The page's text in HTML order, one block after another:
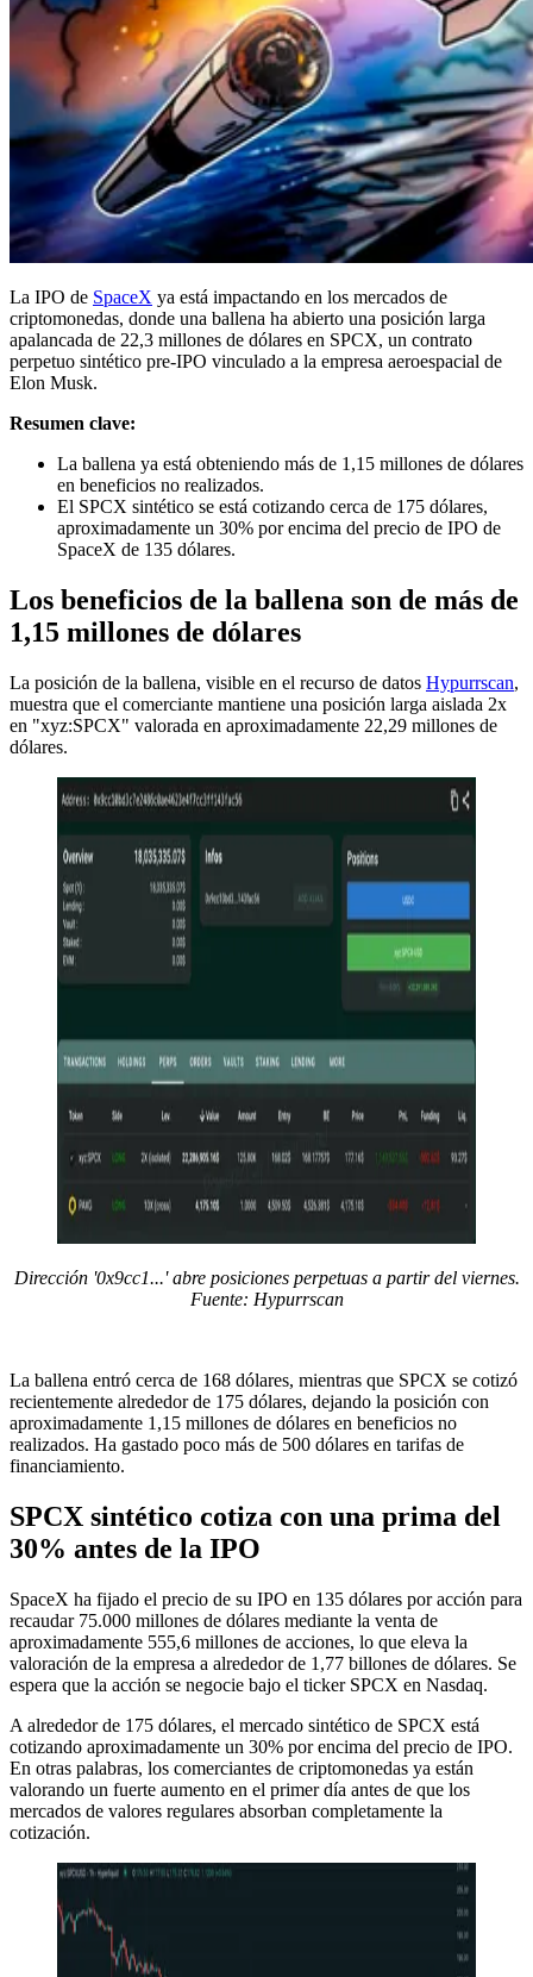
La IPO de SpaceX ya está impactando en los mercados de
criptomonedas, donde una ballena ha abierto una posición larga
apalancada de 22,3 millones de dólares en SPCX, un contrato
perpetuo sintético pre-IPO vinculado a la empresa aeroespacial de
Elon Musk.
Resumen clave:
La ballena ya está obteniendo más de 1,15 millones de dólares
en beneficios no realizados.
El SPCX sintético se está cotizando cerca de 175 dólares,
aproximadamente un 30% por encima del precio de IPO de
SpaceX de 135 dólares.
Los beneficios de la ballena son de más de
1,15 millones de dólares
La posición de la ballena, visible en el recurso de datos Hypurrscan,
muestra que el comerciante mantiene una posición larga aislada 2x
en "xyz:SPCX" valorada en aproximadamente 22,29 millones de
dólares.
Dirección '0x9cc1...' abre posiciones perpetuas a partir del viernes.
Fuente: Hypurrscan
La ballena entró cerca de 168 dólares, mientras que SPCX se cotizó
recientemente alrededor de 175 dólares, dejando la posición con
aproximadamente 1,15 millones de dólares en beneficios no
realizados. Ha gastado poco más de 500 dólares en tarifas de
financiamiento.
SPCX sintético cotiza con una prima del
30% antes de la IPO
SpaceX ha fijado el precio de su IPO en 135 dólares por acción para
recaudar 75.000 millones de dólares mediante la venta de
aproximadamente 555,6 millones de acciones, lo que eleva la
valoración de la empresa a alrededor de 1,77 billones de dólares. Se
espera que la acción se negocie bajo el ticker SPCX en Nasdaq.
A alrededor de 175 dólares, el mercado sintético de SPCX está
cotizando aproximadamente un 30% por encima del precio de IPO.
En otras palabras, los comerciantes de criptomonedas ya están
valorando un fuerte aumento en el primer día antes de que los
mercados de valores regulares absorban completamente la
cotización.